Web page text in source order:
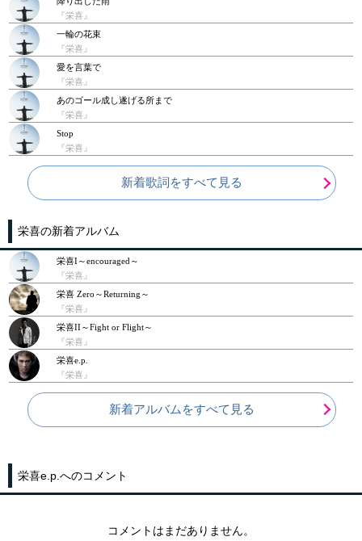
『栄喜』
一輪の花束
『栄喜』
愛を言葉で
『栄喜』
あのゴール成し遂げる所まで
『栄喜』
Stop
『栄喜』
新着歌詞をすべて見る
栄喜の新着アルバム
栄喜I～encouraged～
『栄喜』
栄喜 Zero～Returning～
『栄喜』
栄喜II～Fight or Flight～
『栄喜』
栄喜e.p.
『栄喜』
新着アルバムをすべて見る
栄喜e.p.へのコメント
コメントはまだありません。